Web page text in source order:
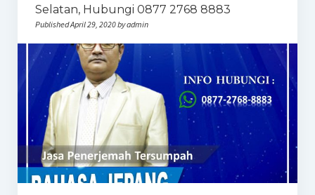
Selatan, Hubungi 0877 2768 8883
Published April 29, 2020 by admin